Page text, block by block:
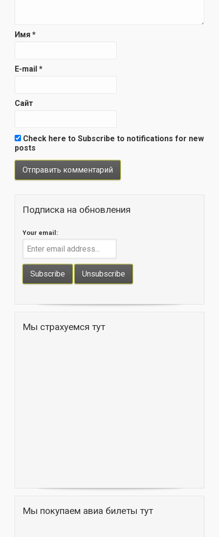
Имя *
E-mail *
Сайт
Check here to Subscribe to notifications for new
posts
Подписка на обновления
Your email:
Мы страхуемся тут
Мы покупаем авиа билеты тут